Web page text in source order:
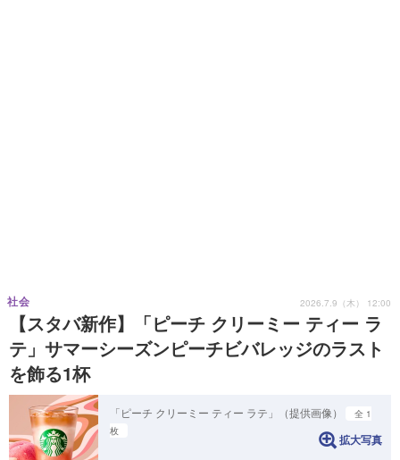
【スタバ新作】「ピーチ クリーミー ティー ラ
テ」サマーシーズンピーチビバレッジのラスト
を飾る1杯
社会 2026.7.9（木） 12:00
「ピーチ クリーミー ティー ラテ」（提供画像）
全 1
枚
拡大写真